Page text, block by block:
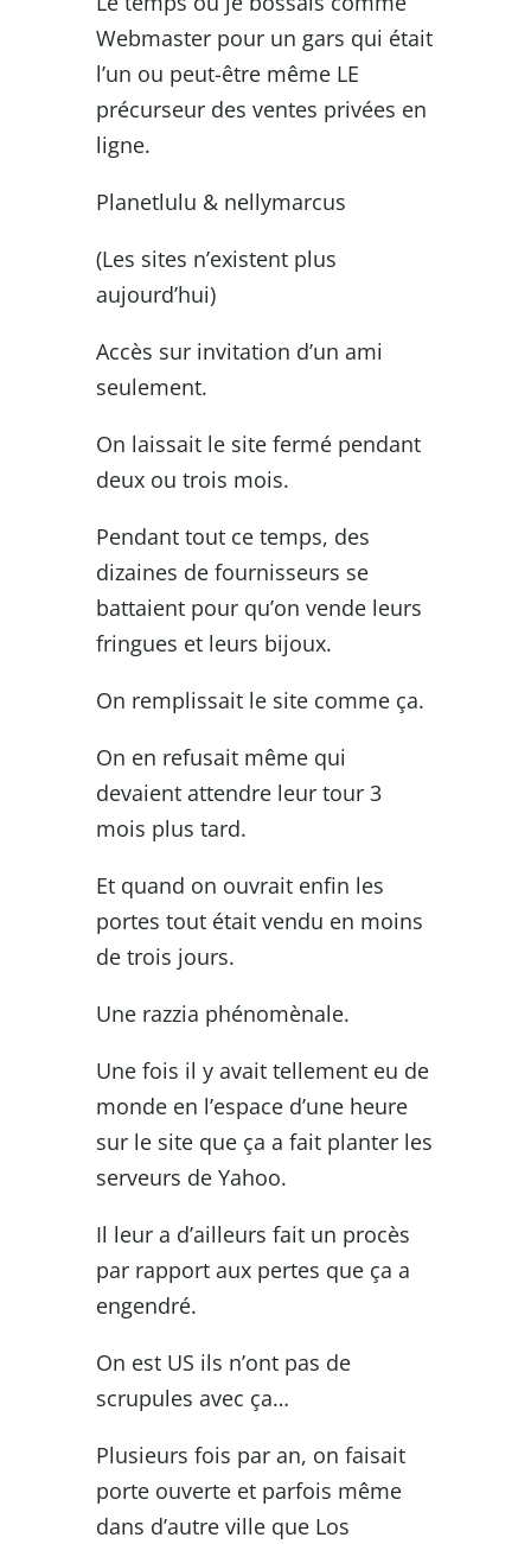
Webmaster pour un gars qui était
l’un ou peut-être même LE
précurseur des ventes privées en
ligne.
Planetlulu & nellymarcus
(Les sites n’existent plus
aujourd’hui)
Accès sur invitation d’un ami
seulement.
On laissait le site fermé pendant
deux ou trois mois.
Pendant tout ce temps, des
dizaines de fournisseurs se
battaient pour qu’on vende leurs
fringues et leurs bijoux.
On remplissait le site comme ça.
On en refusait même qui
devaient attendre leur tour 3
mois plus tard.
Et quand on ouvrait enfin les
portes tout était vendu en moins
de trois jours.
Une razzia phénomènale.
Une fois il y avait tellement eu de
monde en l’espace d’une heure
sur le site que ça a fait planter les
serveurs de Yahoo.
Il leur a d’ailleurs fait un procès
par rapport aux pertes que ça a
engendré.
On est US ils n’ont pas de
scrupules avec ça…
Plusieurs fois par an, on faisait
porte ouverte et parfois même
dans d’autre ville que Los